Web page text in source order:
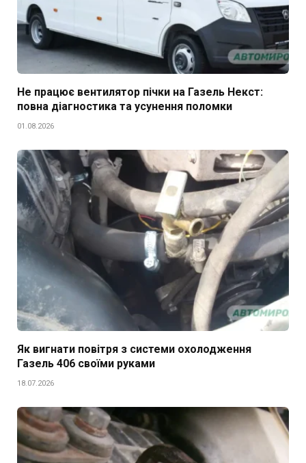
Не працює вентилятор пічки на Газель Некст:
повна діагностика та усунення поломки
01.08.2026
Як вигнати повітря з системи охолодження
Газель 406 своїми руками
18.07.2026